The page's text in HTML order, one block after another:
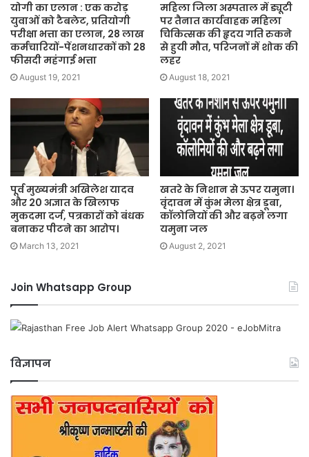
योगी का एलान : एक करोड़
युवाओं को टैबलेट, प्रतियोगी
परीक्षा भत्ता का एलान, 28 लाख
कर्मचारियों-पेंशनधारकों को 28
फीसदी महंगाई भत्ता
August 19, 2021
महिला जिला अस्पताल में ड्यूटी
पर तैनात कार्यवाहक महिला
चिकित्सक की हृदय गति रुकने
से हुयी मौत, परिजनों में शोक की
लहर
August 18, 2021
पूर्व मुख्यमंत्री अखिलेश यादव
और 20 अज्ञात के खिलाफ
मुकदमा दर्ज, पत्रकारों को बंधक
बनाकर पीटने का आरोप।
March 13, 2021
खतरे के निशान से ऊपर यमुना।
वृंदावन में कुंभ मेला क्षेत्र डूबा,
कॉलोनियों की और बढ़ने लगा
यमुना जल
August 2, 2021
Join Whatsapp Group
विज्ञापन